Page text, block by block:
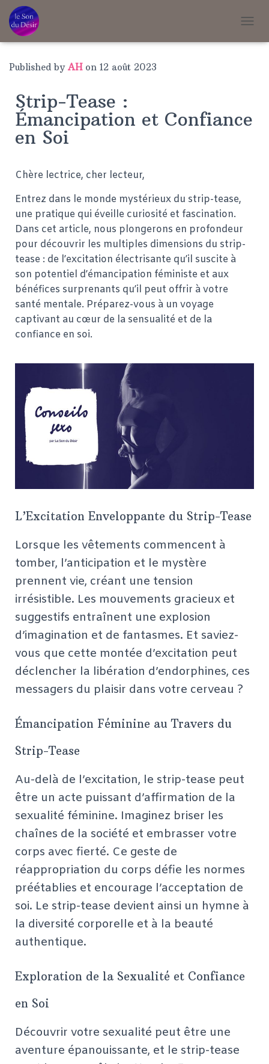
O
V
Published by AHon 12 août 2023
Strip-Tease :
Émancipation et Confiance
en Soi
Chère lectrice, cher lecteur,
Entrez dans le monde mystérieux du strip-tease,
une pratique qui éveille curiosité et fascination.
Dans cet article, nous plongerons en profondeur
pour découvrir les multiples dimensions du strip-
tease : de l’excitation électrisante qu’il suscite à
son potentiel d’émancipation féministe et aux
bénéfices surprenants qu’il peut offrir à votre
santé mentale. Préparez-vous à un voyage
captivant au cœur de la sensualité et de la
confiance en soi.
L’Excitation Enveloppante du Strip-Tease
Lorsque les vêtements commencent à
tomber, l’anticipation et le mystère
prennent vie, créant une tension
irrésistible. Les mouvements gracieux et
suggestifs entraînent une explosion
d’imagination et de fantasmes. Et saviez-
vous que cette montée d’excitation peut
déclencher la libération d’endorphines, ces
messagers du plaisir dans votre cerveau ?
Émancipation Féminine au Travers du
Strip-Tease
Au-delà de l’excitation, le strip-tease peut
être un acte puissant d’affirmation de la
sexualité féminine. Imaginez briser les
chaînes de la société et embrasser votre
corps avec fierté. Ce geste de
réappropriation du corps défie les normes
préétablies et encourage l’acceptation de
soi. Le strip-tease devient ainsi un hymne à
la diversité corporelle et à la beauté
authentique.
Exploration de la Sexualité et Confiance
en Soi
Découvrir votre sexualité peut être une
aventure épanouissante, et le strip-tease